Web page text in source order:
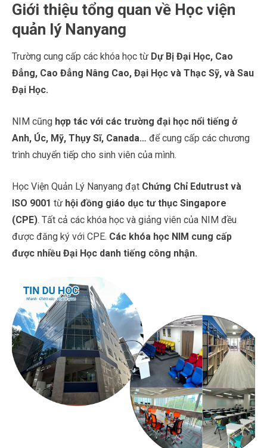
Giới thiệu tổng quan về Học viện
quản lý Nanyang
Trường cung cấp các khóa học từ Dự Bị Đại Học, Cao
Đẳng, Cao Đẳng Nâng Cao, Đại Học và Thạc Sỹ, và Sau
Đại Học.
NIM cũng hợp tác với các trường đại học nổi tiếng ở
Anh, Úc, Mỹ, Thụy Sĩ, Canada… để cung cấp các chương
trình chuyển tiếp cho sinh viên của mình.
Học Viện Quản Lý Nanyang đạt Chứng Chỉ Edutrust và
ISO 9001 từ hội đồng giáo dục tư thục Singapore
(CPE). Tất cả các khóa học và giảng viên của NIM đều
được đăng ký với CPE. Các khóa học NIM cung cấp
được nhiều Đại Học danh tiếng công nhận.